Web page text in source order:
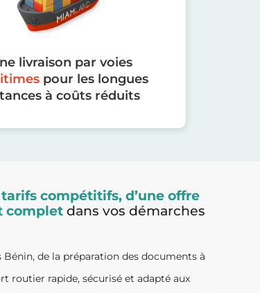
livraison par voies
pour les longues
à coûts réduits
compétitifs, d’une offre
completdans vos démarches
de la préparation des documents à
routier rapide, sécurisé et adapté aux